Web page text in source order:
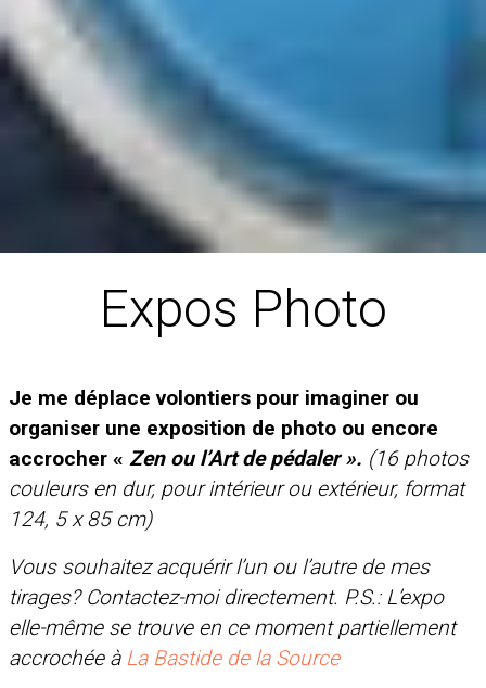
Expos Photo
Je me déplace volontiers pour imaginer ou
organiser une exposition de photo ou encore
accrocher « Zen ou l’Art de pédaler ». (16 photos
couleurs en dur, pour intérieur ou extérieur, format
124, 5 x 85 cm)
Vous souhaitez acquérir l’un ou l’autre de mes
tirages? Contactez-moi directement. P.S.: L’expo
elle-même se trouve en ce moment partiellement
accrochée à La Bastide de la Source